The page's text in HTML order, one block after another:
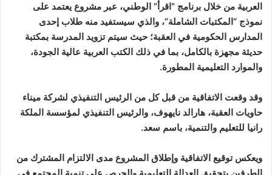
العربية من خلال برنامج “اقرأ” الوطني، عبر مشروع يعتمد على
نموذج “المكتبات الشاملة”، والذي سيستفيد منه طلاب إحدى
المدارس الحكومية في العقبة؛ حيث سيتم تزويد المدرسة بمكتبة
حديثة مجهزة بالكامل، بما في ذلك الكتب العربية عالية الجودة،
والموارد التعليمية المطورة.
وقد وقعت الاتفاقية من قبل كل من الرئيس التنفيذي لشركة ميناء
حاويات العقبة، هارالد نايهوف، والرئيس التنفيذي لمؤسسة الملكة
رانيا للتعليم والتنمية، باسم سعد.
ويعكس توقيع الاتفاقية وإطلاق المشروع مدى الالتزام المشترك من